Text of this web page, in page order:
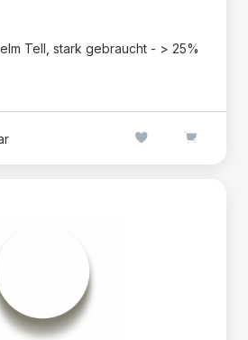
Tell, stark gebraucht - > 25%